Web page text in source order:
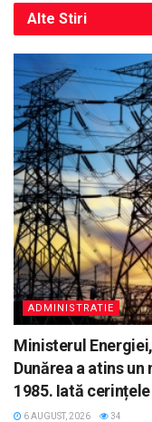
Alte Stiri
ADMINISTRATIE
Ministerul
Dunărea a atins
1985. Iată cerințele
6 AUGUST, 2026 34